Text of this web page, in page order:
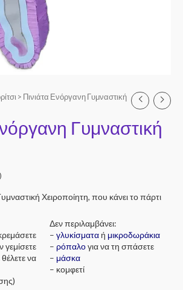
> Πινιάτα Ενόργανη Γυμναστική
Γυμναστική
Χειροποίητη, που κάνει το πάρτι
γεμίσετε
να
Δεν περιλαμβάνει:
– γλυκίσματαή μικροδωράκια
– ρόπαλογια να τη σπάσετε
– μάσκα
– κομφετί